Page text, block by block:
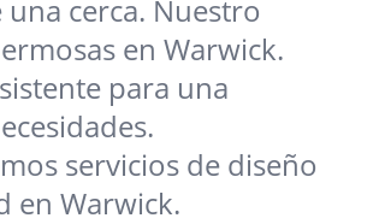
cerca. Nuestro
en Warwick.
para una
servicios de diseño
en Warwick.